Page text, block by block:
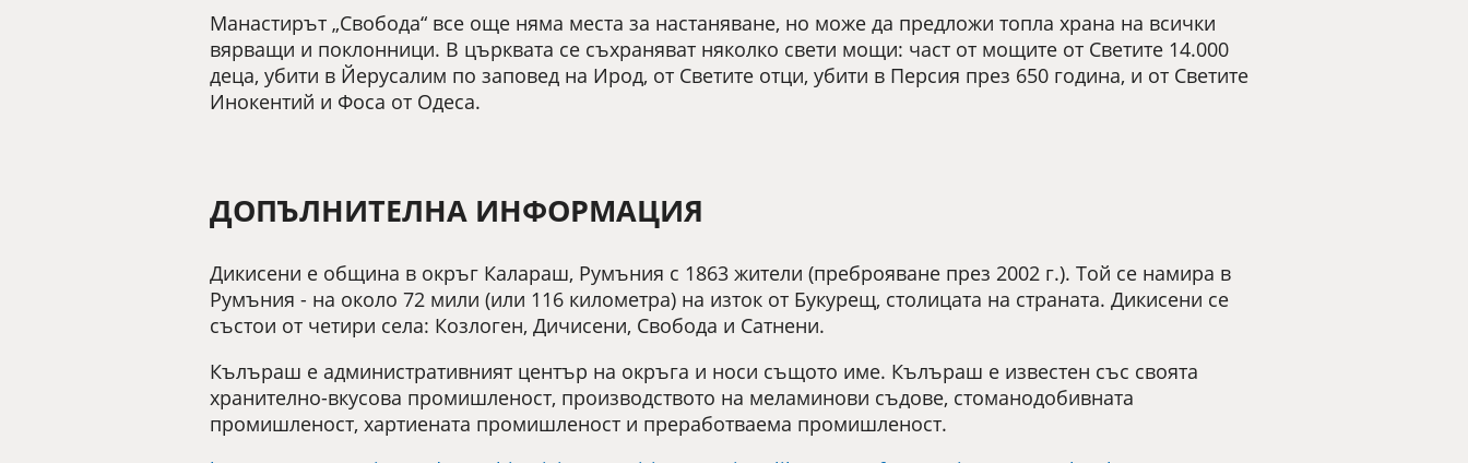
Манастирът „Свобода“ все още няма места за настаняване, но може да предложи топла храна на всички
вярващи и поклонници. В църквата се съхраняват няколко свети мощи: част от мощите от Светите 14.000
деца, убити в Йерусалим по заповед на Ирод, от Светите отци, убити в Персия през 650 година, и от Светите
Инокентий и Фоса от Одеса.
ДОПЪЛНИТЕЛНА ИНФОРМАЦИЯ
Дикисени е община в окръг Калараш, Румъния с 1863 жители (преброяване през 2002 г.). Той се намира в
Румъния - на около 72 мили (или 116 километра) на изток от Букурещ, столицата на страната. Дикисени се
състои от четири села: Козлоген, Дичисени, Свобода и Сатнени.
Кълъраш е административният център на окръга и носи същото име. Кълъраш е известен със своята
хранително-вкусова промишленост, производството на меламинови съдове, стоманодобивната
промишленост, хартиената промишленост и преработваема промишленост.